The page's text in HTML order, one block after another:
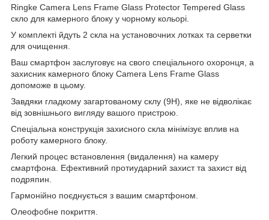
Ringke Camera Lens Frame Glass Protector Tempered Glass
скло для камерного блоку у чорному кольорі.
У комплекті йдуть 2 скла на установочних лотках та серветки
для очищення.
Ваш смартфон заслуговує на свого спеціального охоронця, а
захисник камерного блоку Camera Lens Frame Glass
допоможе в цьому.
Завдяки гладкому загартованому склу (9H) , яке не відволікає
від зовнішнього вигляду вашого пристрою.
Спеціальна конструкція захисного скла мінімізує вплив на
роботу камерного блоку.
Легкий процес встановлення (видалення) на камеру
смартфона. Ефективний протиударний захист та захист від
подряпин.
Гармонійно поєднується з вашим смартфоном.
Олеофобне покриття.